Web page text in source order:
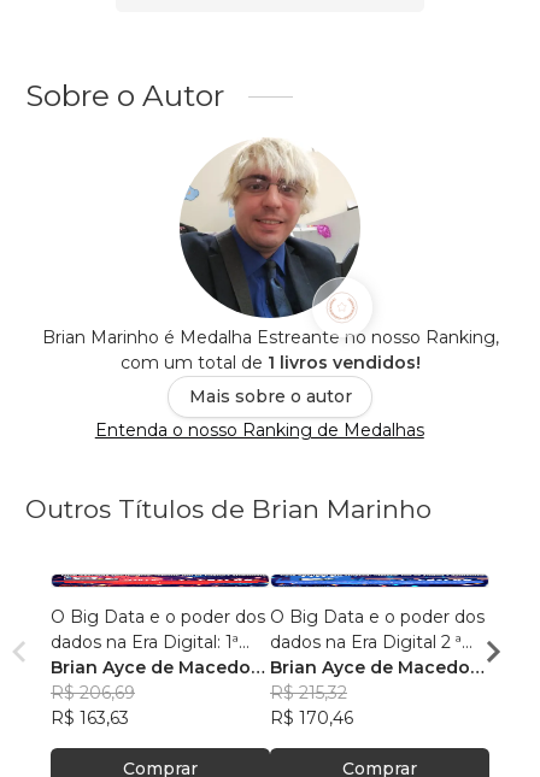
Sobre o Autor
Brian Marinho é Medalha Estreante no nosso Ranking,
com um total de 1 livros vendidos!
Mais sobre o autor
Entenda o nosso Ranking de Medalhas
Outros Títulos de Brian Marinho
O Big Data e o poder dos
dados na Era Digital: 1ª
Edição.
Brian Ayce de Macedo
Marinho
R$ 206,69
R$ 163,63
Comprar
O Big Data e o poder dos
dados na Era Digital 2 ª
Edição:
Brian Ayce de Macedo
Marinho
R$ 215,32
R$ 170,46
Comprar